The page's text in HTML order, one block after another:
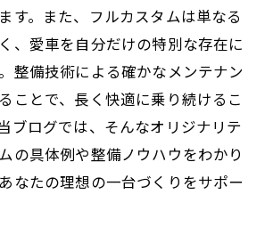
す。また、フルカスタムは単なる
、愛車を自分だけの特別な存在に
整備技術による確かなメンテナン
ことで、長く快適に乗り続けるこ
ブログでは、そんなオリジナリテ
の具体例や整備ノウハウをわかり
なたの理想の一台づくりをサポー